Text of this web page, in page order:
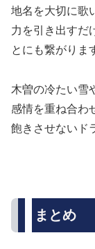
地名を大切に歌
力を引き出すだ
とにも繋がりま
木曽の冷たい雪
感情を重ね合わ
飽きさせないド
まとめ